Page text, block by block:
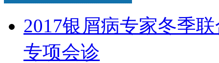
2017银屑病专家冬季
专项会诊